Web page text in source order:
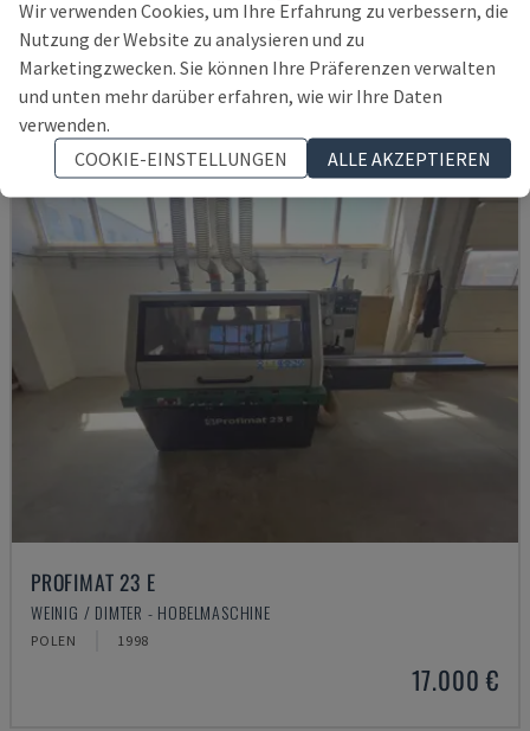
Ähnliche Produkte zuSCMFs 7
PROFIMAT 23 E
WEINIG / DIMTER - HOBELMASCHINE
POLEN 1998
17.000 €
Wir verwenden Cookies, um Ihre Erfahrung zu verbessern, die
Nutzung der Website zu analysieren und zu
Marketingzwecken. Sie können Ihre Präferenzen verwalten
und unten mehr darüber erfahren, wie wir Ihre Daten
verwenden.
COOKIE-EINSTELLUNGEN
ALLE AKZEPTIEREN